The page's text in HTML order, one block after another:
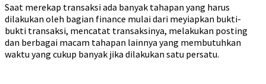
Saat merekap transaksi ada banyak tahapan yang harus
dilakukan oleh bagian finance mulai dari meyiapkan bukti-
bukti transaksi, mencatat transaksinya, melakukan posting
dan berbagai macam tahapan lainnya yang membutuhkan
waktu yang cukup banyak jika dilakukan satu persatu.